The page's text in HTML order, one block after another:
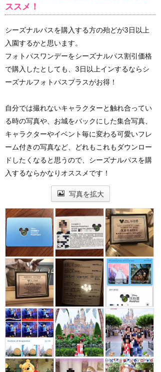
ススメ！
シーズナルパスを購入する方の殆どが3日以上
入園するかと思います。
フォトパスワンデーをシーズナルパス割引価格
で購入したとしても、3日以上インするならシ
ーズナルフォトパスプラスがお得！
自分では撮れないキャラクターと触れ合ってい
る時の写真や、お城をバックにした集合写真、
キャラクターやイベント毎に変わる可愛いフレ
ーム付きの写真など、どれもこれもダウンロー
ドしたくなると思うので、シーズナルパスを購
入するならかなりオススメです！
写真を拡大